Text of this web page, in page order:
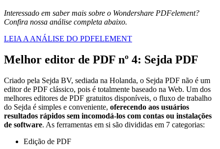
Interessado em saber mais sobre o Wondershare PDFelement?
Confira nossa análise completa abaixo.
LEIA A ANÁLISE DO PDFELEMENT
Melhor editor de PDF nº 4: Sejda PDF
Criado pela Sejda BV, sediada na Holanda, o Sejda PDF não é um
editor de PDF clássico, pois é totalmente baseado na Web. Um dos
melhores editores de PDF gratuitos disponíveis, o fluxo de trabalho
do Sejda é simples e conveniente, oferecendo aos usuários
resultados rápidos sem incomodá-los com contas ou instalações
de software. As ferramentas em si são divididas em 7 categorias:
Edição de PDF